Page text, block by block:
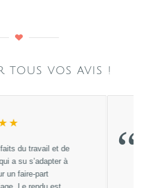
tous vos avis !
à Pamela Gonzales pour
sa rapidité à répondre
travail :)